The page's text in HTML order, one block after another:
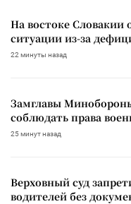
На востоке
ситуации из-за
22 минуты назад
Замглавы
соблюдать права
25 минут назад
Верховный суд
водителей без